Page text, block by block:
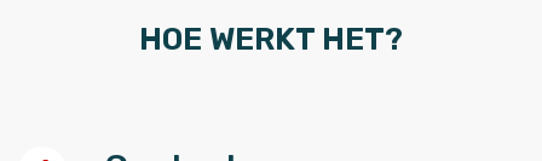
HOE WERKT HET?